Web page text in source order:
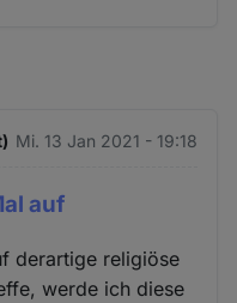
Mi. 13 Jan 2021 - 19:18
auf
derartige religiöse
werde ich diese